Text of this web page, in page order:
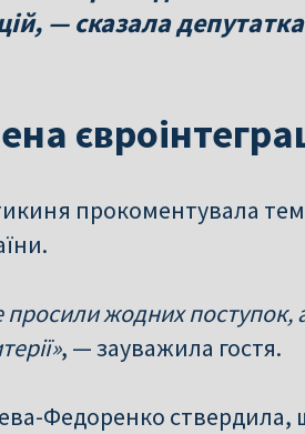
— сказала
прокоментувала
жодних поступок,
, — зауважила гостя.
Федоренко